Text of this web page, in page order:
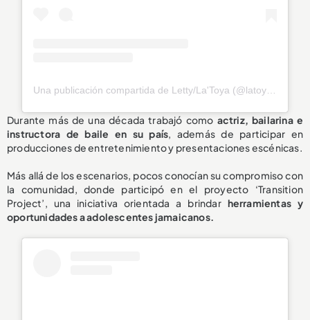
Durante más de una década trabajó como actriz, bailarina e
instructora de baile en su país, además de participar en
producciones de entretenimiento y presentaciones escénicas.
Más allá de los escenarios, pocos conocían su compromiso con
la comunidad, donde participó en el proyecto ‘Transition
Project’, una iniciativa orientada a brindar herramientas y
oportunidades a adolescentes jamaicanos.